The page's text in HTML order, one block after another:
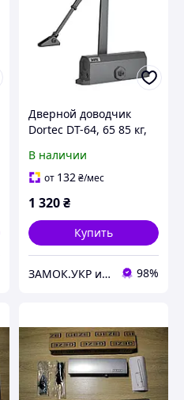
Дверной доводчик
Dortec DT-64, 65 85 кг,
графит (Китай)
В наличии
от 132 ₴/мес
1 320₴
Купить
ЗАМОК.УКР интернет-магазин замков и фурнитуры 98%